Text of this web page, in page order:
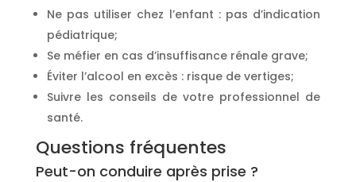
Ne pas utiliser chez l’enfant : pas d’indication
pédiatrique;
Se méfier en cas d’insuffisance rénale grave;
Éviter l’alcool en excès : risque de vertiges;
Suivre les conseils de votre professionnel de
santé.
Questions fréquentes
Peut-on conduire après prise ?